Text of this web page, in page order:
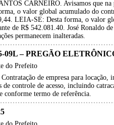
CARNEIRO. Avisamos que
o valor global acumulado do
LEIA-SE: Desta forma, o valor
de R$ 542.081.40. José Ronaldo
permanecem inalteradas.
09L – PREGÃO
do Prefeito
de empresa para locação,
de controle de acesso, incluindo
conforme termo de referência.